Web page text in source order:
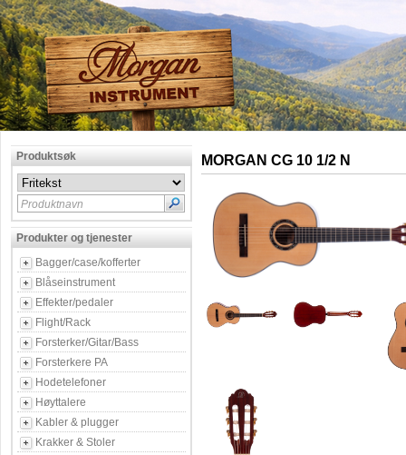
Produktsøk
Produktnavn
Produkter og tjenester
Bagger/case/kofferter
Blåseinstrument
Effekter/pedaler
Flight/Rack
Forsterker/Gitar/Bass
Forsterkere PA
Hodetelefoner
Høyttalere
Kabler & plugger
Krakker & Stoler
MORGAN CG 10 1/2 N